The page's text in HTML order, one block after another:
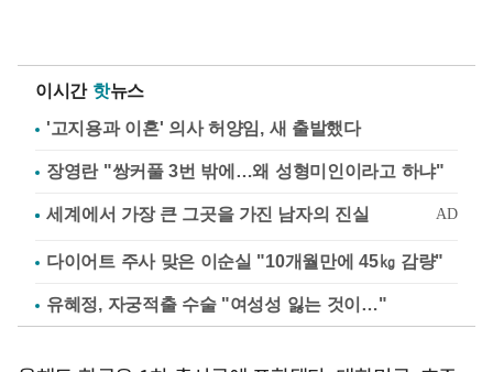
이시간 핫뉴스
'고지용과 이혼' 의사 허양임, 새 출발했다
장영란 "쌍커풀 3번 밖에…왜 성형미인이라고 하냐"
다이어트 주사 맞은 이순실 "10개월만에 45㎏ 감량"
유혜정, 자궁적출 수술 "여성성 잃는 것이…"